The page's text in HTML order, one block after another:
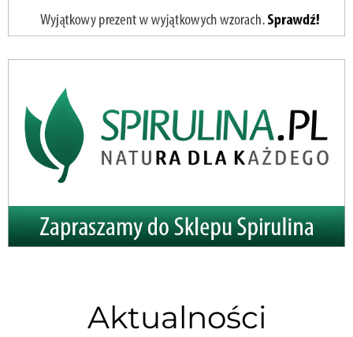
Aktualności